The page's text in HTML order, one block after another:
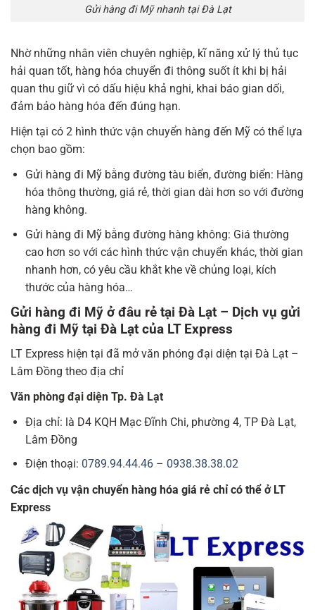
Gửi hàng đi Mỹ nhanh tại Đà Lạt
Nhờ những nhân viên chuyên nghiệp, kĩ năng xử lý thủ tục
hải quan tốt, hàng hóa chuyển đi thông suốt ít khi bị hải
quan thu giữ vì có dấu hiệu khả nghi, khai báo gian dối,
đảm bảo hàng hóa đến đúng hạn.
Hiện tại có 2 hình thức vận chuyển hàng đến Mỹ có thể lựa
chọn bao gồm:
Gửi hàng đi Mỹ bằng đường tàu biển, đường biển: Hàng
hóa thông thường, giá rẻ, thời gian dài hơn so với đường
hàng không.
Gửi hàng đi Mỹ bằng đường hàng không: Giá thường
cao hơn so với các hình thức vận chuyển khác, thời gian
nhanh hơn, có yêu cầu khắt khe về chủng loại, kích
thước của hàng hóa…
Gửi hàng đi Mỹ ở đâu rẻ tại Đà Lạt – Dịch vụ gửi
hàng đi Mỹ tại Đà Lạt của LT Express
LT Express hiện tại đã mở văn phóng đại diện tại Đà Lạt –
Lâm Đồng theo địa chỉ
Văn phòng đại diện Tp. Đà Lạt
Địa chỉ: là D4 KQH Mạc Đĩnh Chi, phường 4, TP Đà Lạt,
Lâm Đồng
Điện thoại: 0789.94.44.46– 0938.38.38.02
Các dịch vụ vận chuyển hàng hóa giá rẻ chỉ có thể ở LT
Express